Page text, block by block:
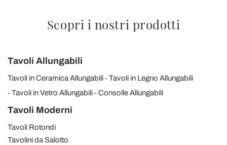
Scopri i nostri prodotti
Tavoli Allungabili
Tavoli in Ceramica Allungabili
Tavoli in Legno Allungabili
Tavoli in Vetro Allungabili
Consolle Allungabili
Tavoli Moderni
Tavoli Rotondi
Tavolini da Salotto